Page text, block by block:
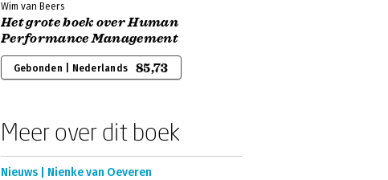
Wim van Beers
Het grote boek over Human
Performance Management
Gebonden | Nederlands 85,73
Meer over dit boek
Nieuws | Nienke van Oeveren